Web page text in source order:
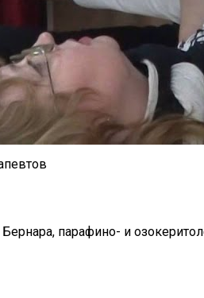
парафино- и